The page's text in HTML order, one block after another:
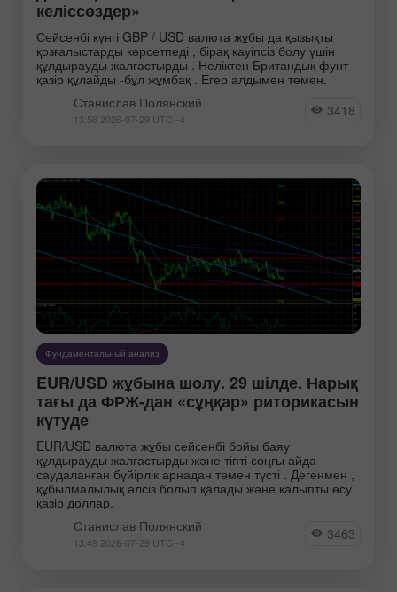
РџРѕР»СЏРЅСЃРєРёР№
РЎС‚Р°РЅРёСЃР»Р°РІ
РњР°РіРґР°Р»РёРЅРёРЅ
РњР°РєСЃРёРј
келіссөздер»
Сейсенбі күнгі GBP / USD валюта жұбы да қызықты
қозғалыстарды көрсетпеді , бірақ қауіпсіз болу үшін
құлдырауды жалғастырды . Неліктен Британдық фунт
қазір құлайды -бұл жұмбақ . Егер алдымен төмен.
Станислав Полянский
13:58 2026-07-29 UTC--4 3418
Фундаментальный анализ
EUR/USD жұбына шолу. 29 шілде. Нарық
тағы да ФРЖ-дан «сұңқар» риторикасын
күтуде
EUR/USD валюта жұбы сейсенбі бойы баяу
құлдырауды жалғастырды және тіпті соңғы айда
саудаланған бүйірлік арнадан төмен түсті . Дегенмен ,
құбылмалылық әлсіз болып қалады және қалыпты өсу
қазір доллар.
Станислав Полянский
13:49 2026-07-29 UTC--4 3463